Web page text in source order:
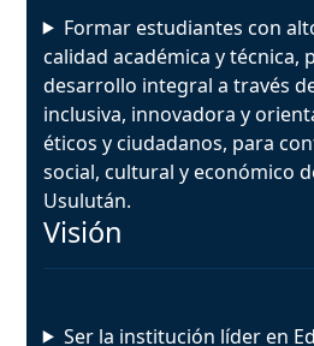
Formar estudiantes con
calidad académica y técnica,
desarrollo integral a través
inclusiva, innovadora y
éticos y ciudadanos, para
social, cultural y económico
Usulután.
Visión
Ser la institución líder en